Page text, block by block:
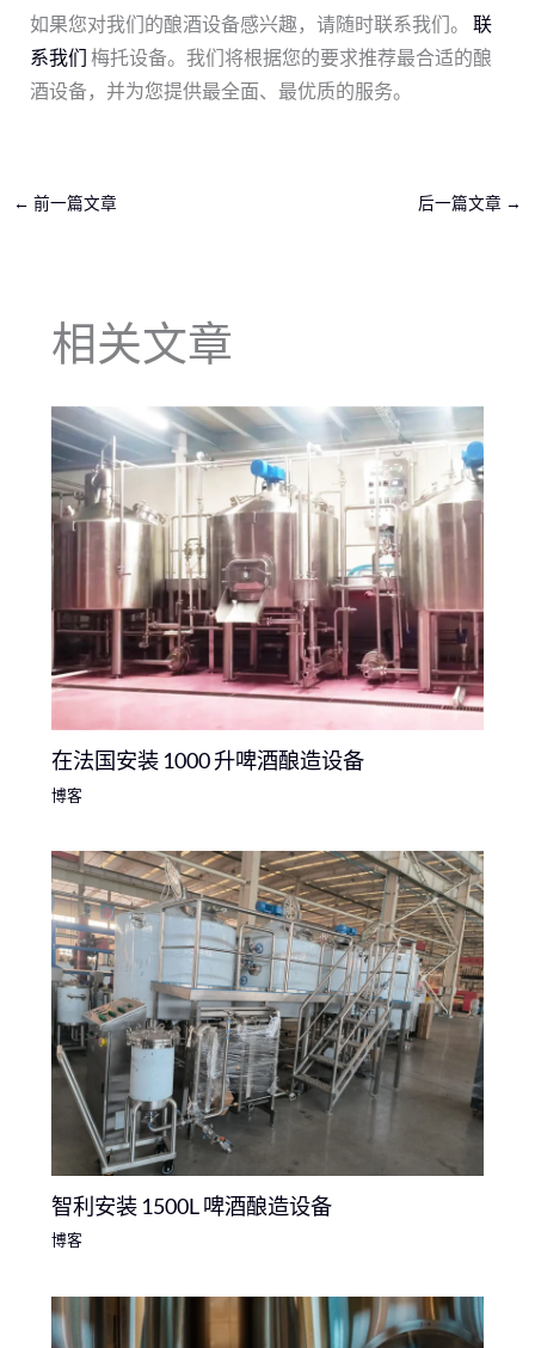
如果您对我们的酿酒设备感兴趣，请随时联系我们。 联
系我们 梅托设备。我们将根据您的要求推荐最合适的酿
酒设备，并为您提供最全面、最优质的服务。
← 前一篇文章 后一篇文章 →
相关文章
在法国安装 1000 升啤酒酿造设备
博客
智利安装 1500L 啤酒酿造设备
博客